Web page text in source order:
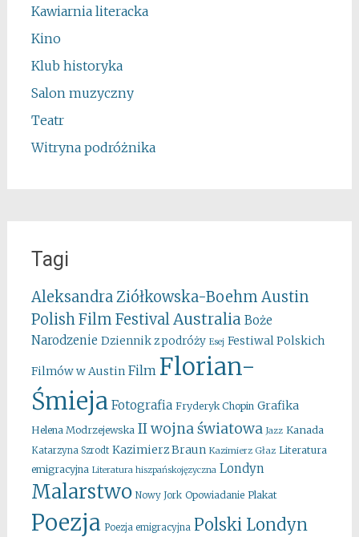
Kawiarnia literacka
Kino
Klub historyka
Salon muzyczny
Teatr
Witryna podróżnika
Tagi
Aleksandra Ziółkowska-Boehm Austin
Polish Film FestivalAustralia Boże
Narodzenie Dziennik z podróży Esej Festiwal Polskich
Filmów w Austin Film Florian-
Śmieja Fotografia Fryderyk Chopin Grafika
Helena Modrzejewska II wojna światowa Jazz Kanada
Katarzyna Szrodt Kazimierz Braun Kazimierz Głaz Literatura
emigracyjna Literatura hiszpańskojęzyczna Londyn
Malarstwo Nowy Jork Opowiadanie Plakat
Poezja Poezja emigracyjna Polski Londyn